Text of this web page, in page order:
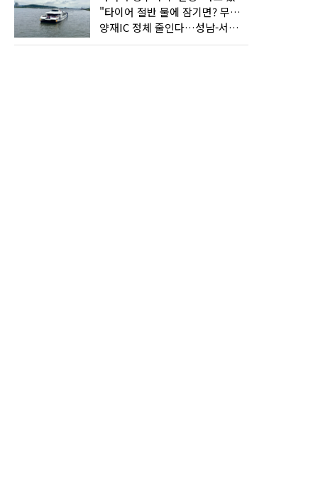
"타이어 절반 물에 잠기면? 무조건 탈출하세요"
양재IC 정체 줄인다…성남-서초 고속도로 2029년 착공